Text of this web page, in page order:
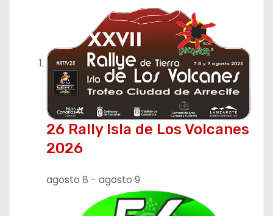
26 Rally Isla de Los Volcanes
2026
agosto 8 - agosto 9